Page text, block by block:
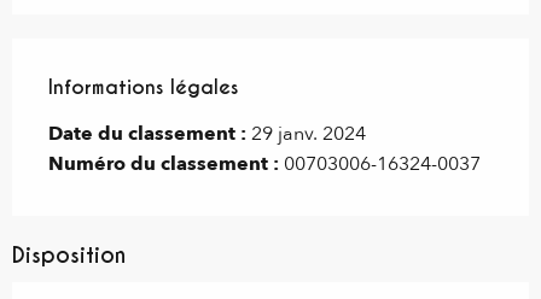
Informations légales
Informations légales
Date du classement : 29 janv. 2024
Numéro du classement : 00703006-16324-0037
Disposition